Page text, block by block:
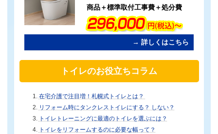
商品＋標準取付工事費＋処分費
→ 詳しくはこちら
トイレのお役立ちコラム
在宅介護で注目増！札幌式トイレとは？
リフォーム時にタンクレストイレにする？ しない？
トイレトレーニングに最適のトイレを選ぶには？
トイレをリフォームするのに必要な幅って？